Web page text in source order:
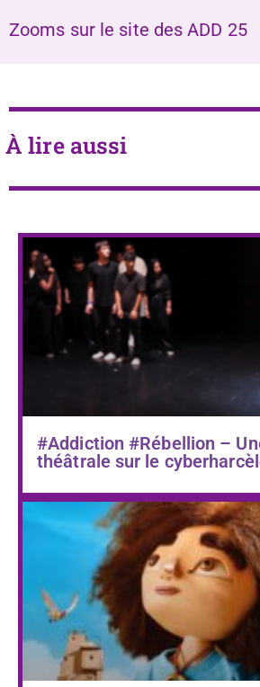
Zooms sur le site des ADD 25
À lire aussi
#Addiction #Rébellion –
théâtrale sur le